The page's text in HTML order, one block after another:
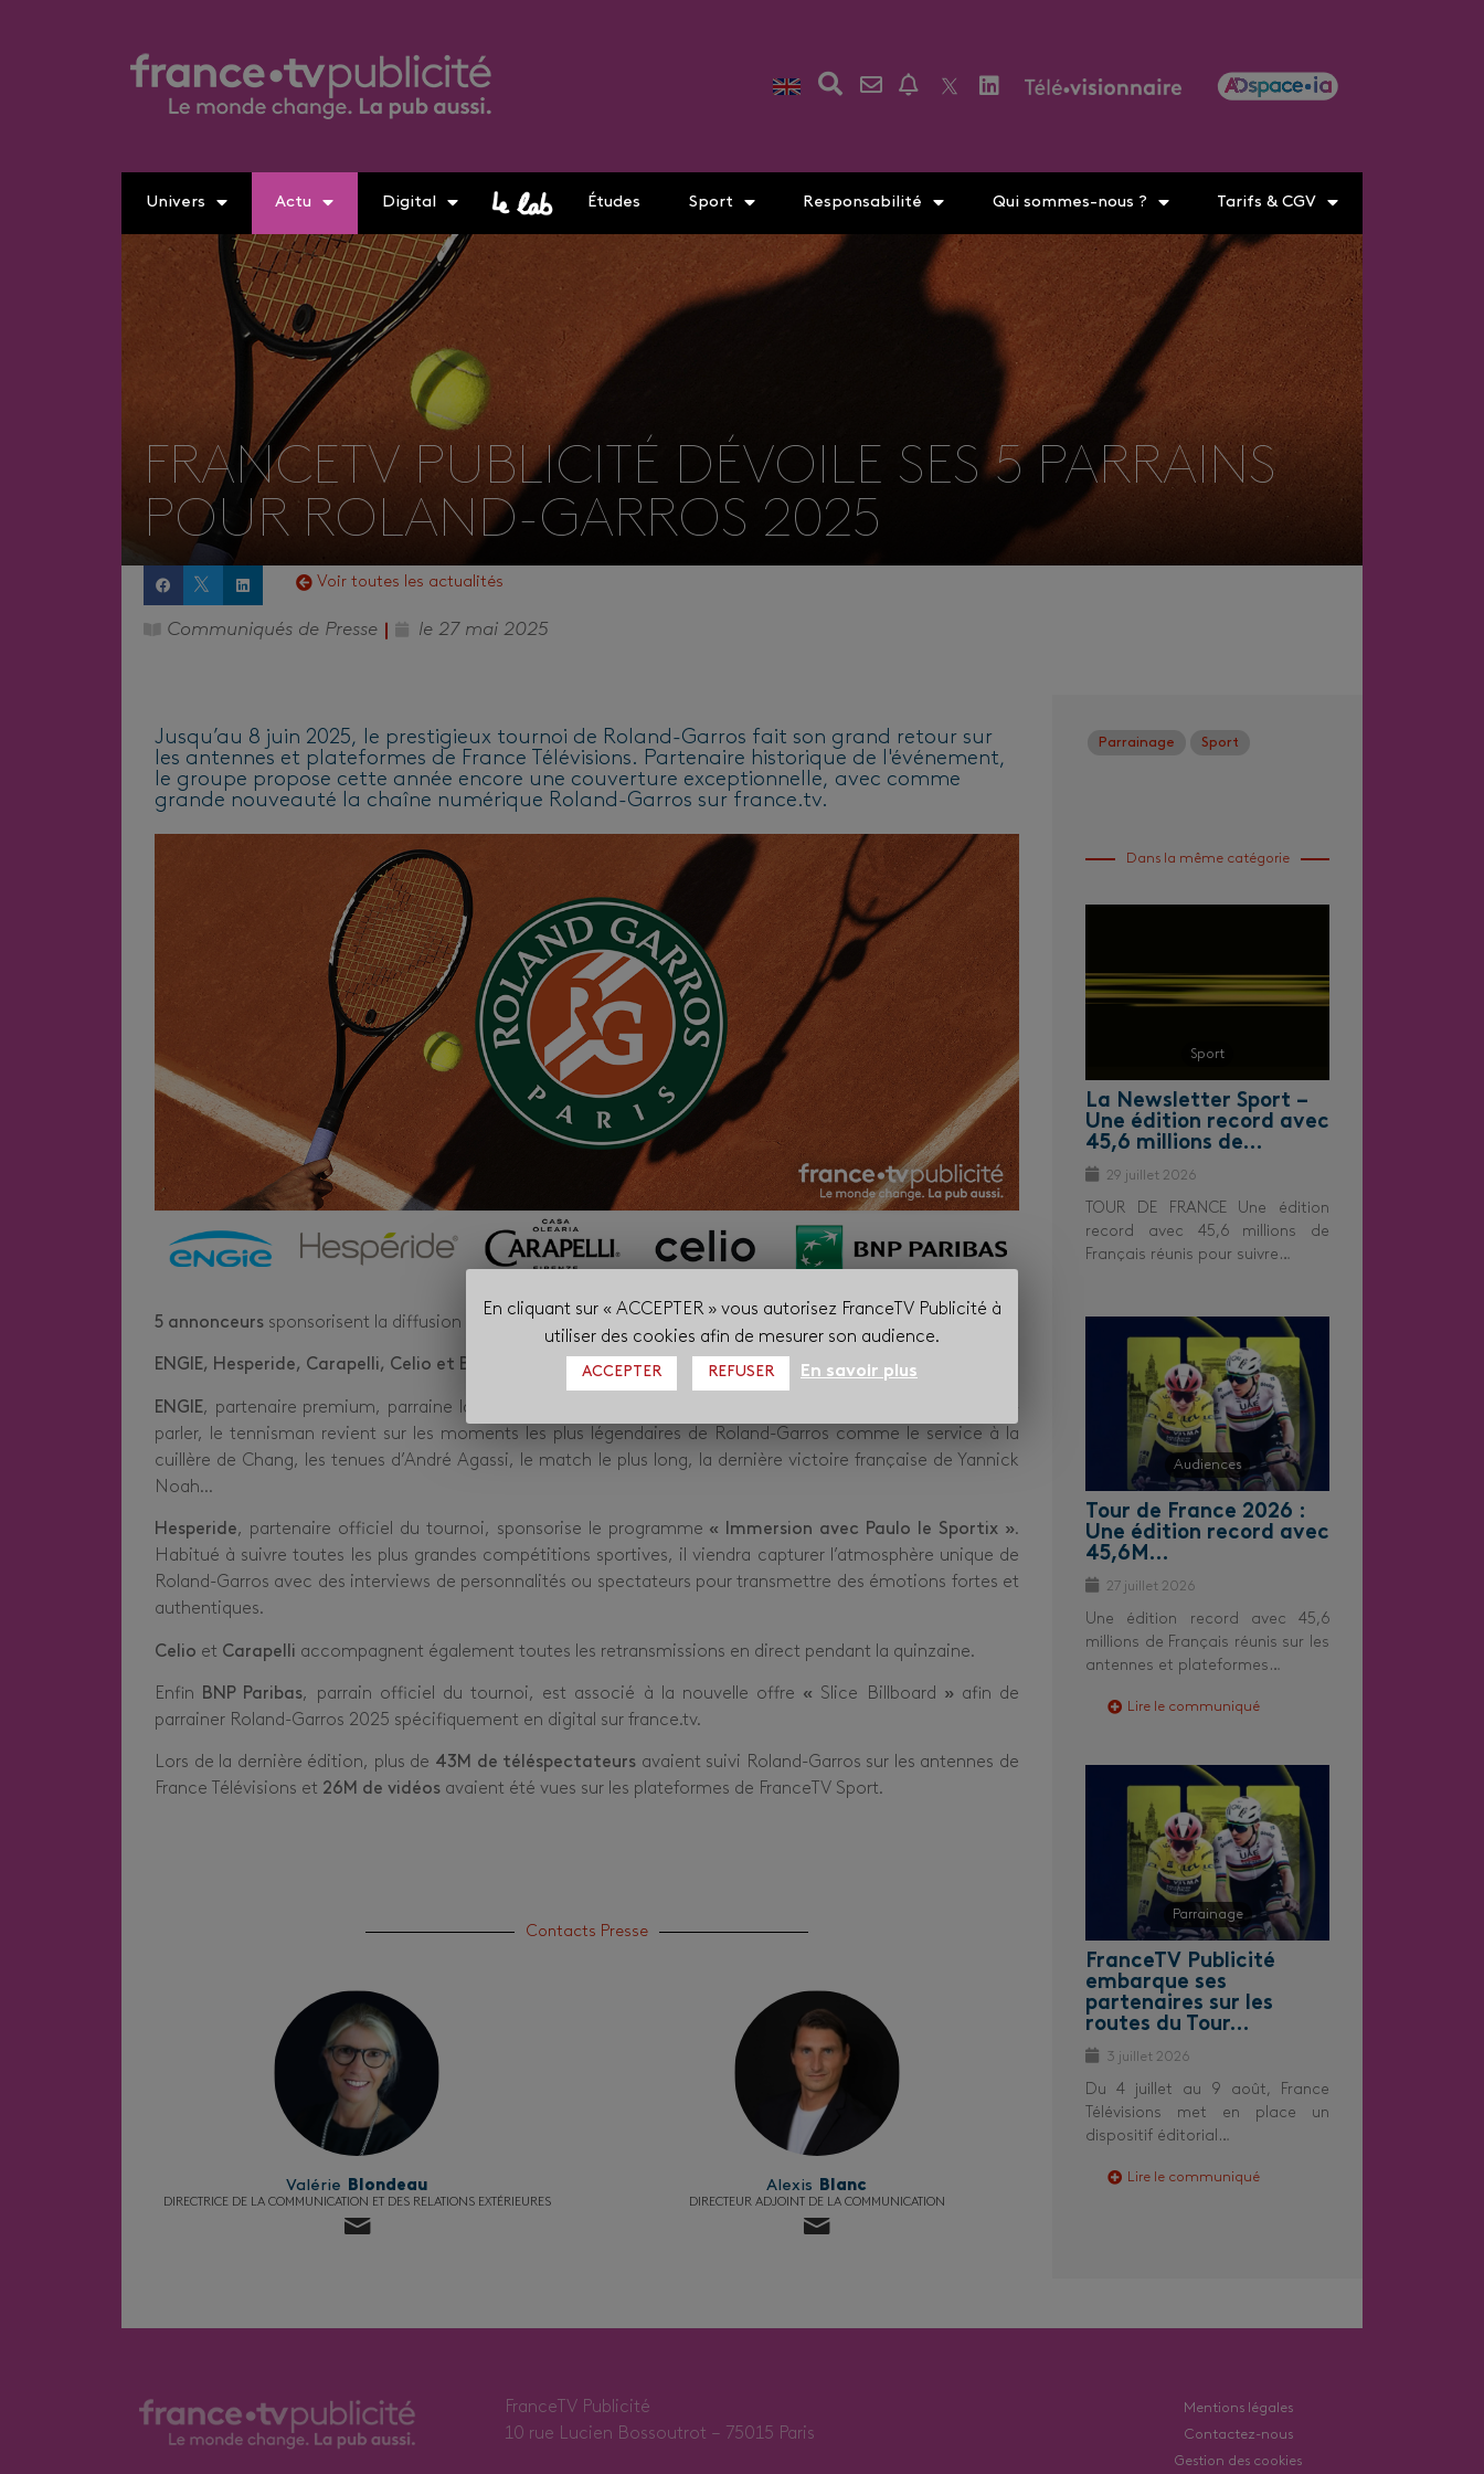
Univers Actu Digital Études Sport Responsabilité Qui sommes-nous ? Tarifs & CGV
FRANCETV PUBLICITÉ DÉVOILE SES 5 PARRAINS
POUR ROLAND-GARROS 2025
Voir toutes les actualités
Communiqués de Presse le 27 mai 2025
Jusqu’au 8 juin 2025, le prestigieux tournoi de Roland-Garros fait son grand retour sur
les antennes et plateformes de France Télévisions. Partenaire historique de l'événement,
le groupe propose cette année encore une couverture exceptionnelle, avec comme
grande nouveauté la chaîne numérique Roland-Garros sur france.tv.
5 annonceurs sponsorisent la diffusion de cette nouvelle édition du tournoi :
ENGIE, Hesperide, Carapelli, Celio et BNP Paribas
ENGIE, partenaire premium, parraine la nouvelle web-série
parler, le tennisman revient sur les moments les plus légendaires de Roland-Garros comme le service à la
cuillère de Chang, les tenues d’André Agassi, le match le plus long, la dernière victoire française de Yannick
Noah…
Hesperide, partenaire officiel du tournoi, sponsorise le programme « Immersion avec Paulo le Sportix ».
Habitué à suivre toutes les plus grandes compétitions sportives, il viendra capturer l’atmosphère unique de
Roland-Garros avec des interviews de personnalités ou spectateurs pour transmettre des émotions fortes et
authentiques.
Celio et Carapelli accompagnent également toutes les retransmissions en direct pendant la quinzaine.
Enfin BNP Paribas, parrain officiel du tournoi, est associé à la nouvelle offre « Slice Billboard »afin de
parrainer Roland-Garros 2025 spécifiquement en digital sur france.tv.
Lors de la dernière édition, plus de 43M de téléspectateurs avaient suivi Roland-Garros sur les antennes de
France Télévisions et 26M de vidéos avaient été vues sur les plateformes de FranceTV Sport.
Contacts Presse
Valérie Blondeau
DIRECTRICE DE LA COMMUNICATION ET DES RELATIONS EXTÉRIEURES
Alexis Blanc
DIRECTEUR ADJOINT DE LA COMMUNICATION
Parrainage Sport
Dans la même catégorie
Sport
La Newsletter Sport –
Une édition record avec
45,6 millions de…
29 juillet 2026
TOUR DE FRANCE Une édition
record avec 45,6 millions de
Français réunis pour suivre…
Audiences
Tour de France 2026 :
Une édition record avec
45,6M…
27 juillet 2026
Une édition record avec 45,6
millions de Français réunis sur les
antennes et plateformes…
Lire le communiqué
Parrainage
FranceTV Publicité
embarque ses
partenaires sur les
routes du Tour…
3 juillet 2026
Du 4 juillet au 9 août, France
Télévisions met en place un
dispositif éditorial…
Lire le communiqué
FranceTV Publicité
10 rue Lucien Bossoutrot – 75015 Paris
Mentions légales
Contactez-nous
Gestion des cookies
En cliquant sur « ACCEPTER » vous autorisez FranceTV Publicité à
utiliser des cookies afin de mesurer son audience.
ACCEPTER REFUSER En savoir plus